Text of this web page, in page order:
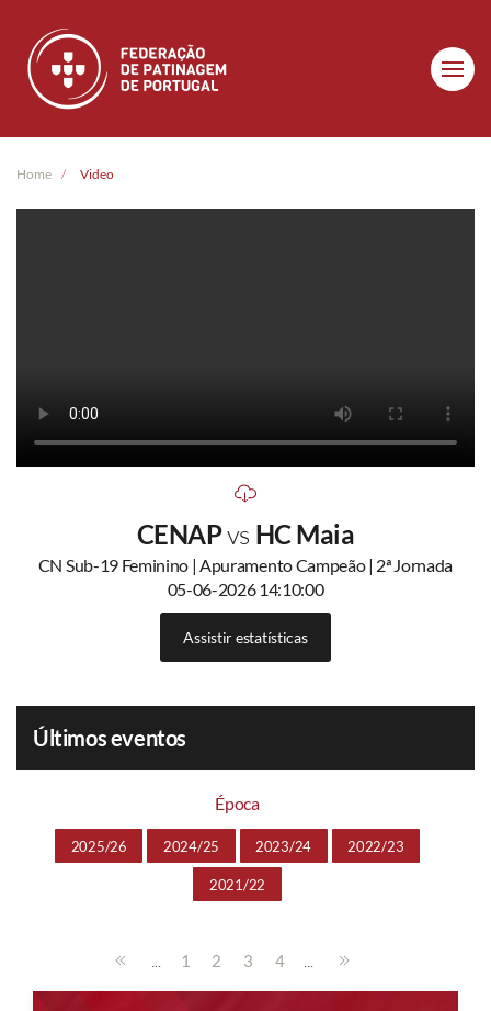
Skip to main content
Home Video
CENAPvs HC Maia
CN Sub-19 Feminino | Apuramento Campeão | 2ª Jornada
05-06-2026 14:10:00
Assistir estatísticas
Últimos eventos
Época
2025/26 2024/25 2023/24 2022/23
2021/22
... 1 2 3 4 ...